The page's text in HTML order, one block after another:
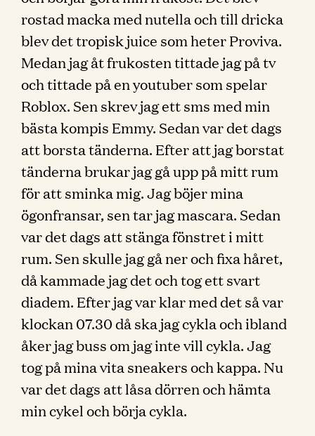
rostad macka med nutella och till dricka
blev det tropisk juice som heter Proviva.
Medan jag åt frukosten tittade jag på tv
och tittade på en youtuber som spelar
Roblox. Sen skrev jag ett sms med min
bästa kompis Emmy. Sedan var det dags
att borsta tänderna. Efter att jag borstat
tänderna brukar jag gå upp på mitt rum
för att sminka mig. Jag böjer mina
ögonfransar, sen tar jag mascara. Sedan
var det dags att stänga fönstret i mitt
rum. Sen skulle jag gå ner och fixa håret,
då kammade jag det och tog ett svart
diadem. Efter jag var klar med det så var
klockan 07.30 då ska jag cykla och ibland
åker jag buss om jag inte vill cykla. Jag
tog på mina vita sneakers och kappa. Nu
var det dags att låsa dörren och hämta
min cykel och börja cykla.